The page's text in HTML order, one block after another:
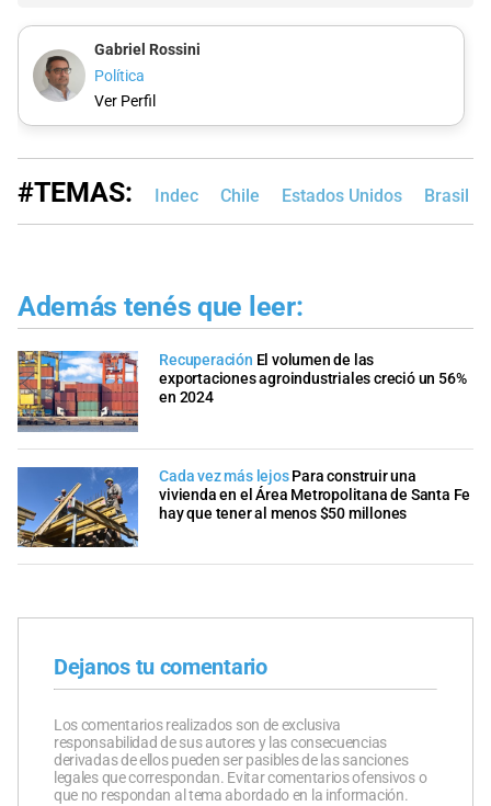
Gabriel Rossini
Política
Ver Perfil
#TEMAS: Indec Chile Estados Unidos Brasil
Además tenés que leer:
Recuperación El volumen de las
exportaciones agroindustriales creció un 56%
en 2024
Cada vez más lejos Para construir una
vivienda en el Área Metropolitana de Santa Fe
hay que tener al menos $50 millones
Dejanos tu comentario
Los comentarios realizados son de exclusiva
responsabilidad de sus autores y las consecuencias
derivadas de ellos pueden ser pasibles de las sanciones
legales que correspondan. Evitar comentarios ofensivos o
que no respondan al tema abordado en la información.